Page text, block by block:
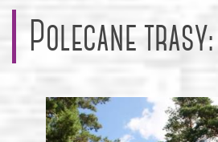
Polecane trasy: